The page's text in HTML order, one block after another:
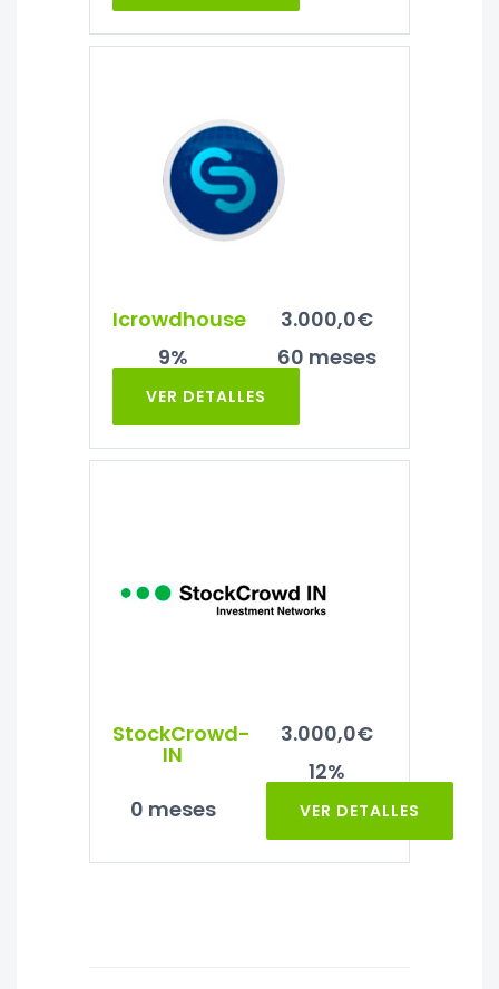
Icrowdhouse
3.000,0€
9%
60 meses
VER DETALLES
StockCrowd-
IN
3.000,0€
12%
0 meses
VER DETALLES